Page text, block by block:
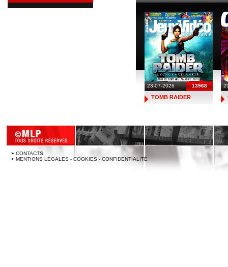
23-07-2026 13968
TOMB RAIDER
CONTACTS
MENTIONS LÉGALES - COOKIES - CONFIDENTIALITÉ